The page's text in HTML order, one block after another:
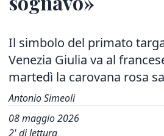
Il simbolo del primato
Venezia Giulia va al
martedì la carovana rosa
Antonio Simeoli
08 maggio 2026
2' di lettura